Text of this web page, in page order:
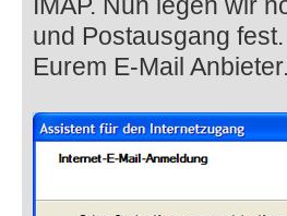
und Postausgang
Eurem E-Mail